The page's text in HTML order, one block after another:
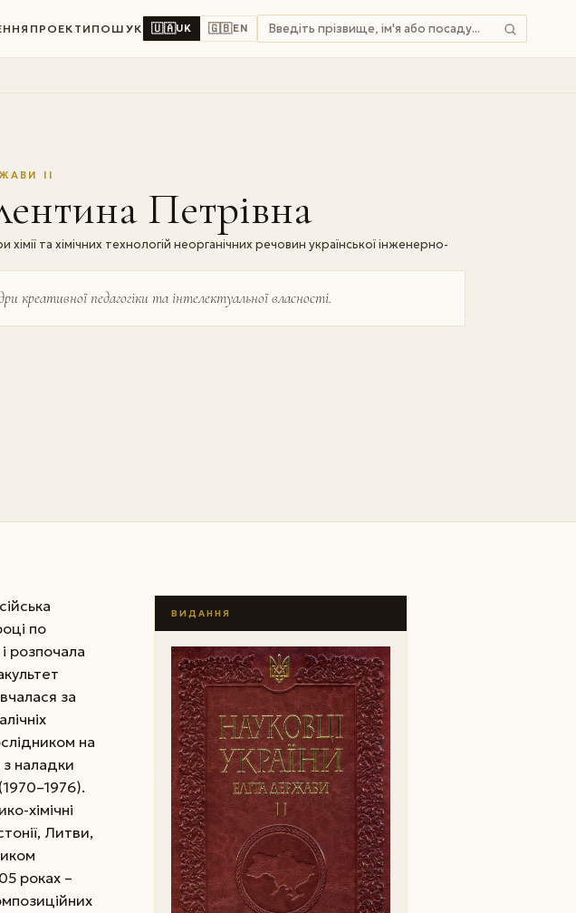
ПРОЕКТИ ПОШУК 🇺🇦UK 🇬🇧EN
II
Петрівна
та хімічних технологій неорганічних речовин української інженерно-
креативної педагогіки та інтелектуальної власності.
по
розпочала
за
на
з наладки
хімічні
Литви,
роках –
ВИДАННЯ